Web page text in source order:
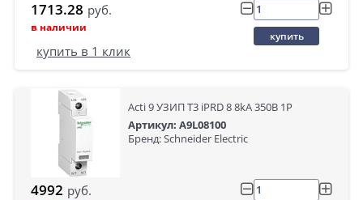
1713.28 руб.
в наличии
купить
купить в 1 клик
Acti 9 УЗИП Т3 iPRD 8 8kA 350В 1P
Артикул: A9L08100
Бренд: Schneider Electric
4992 руб.